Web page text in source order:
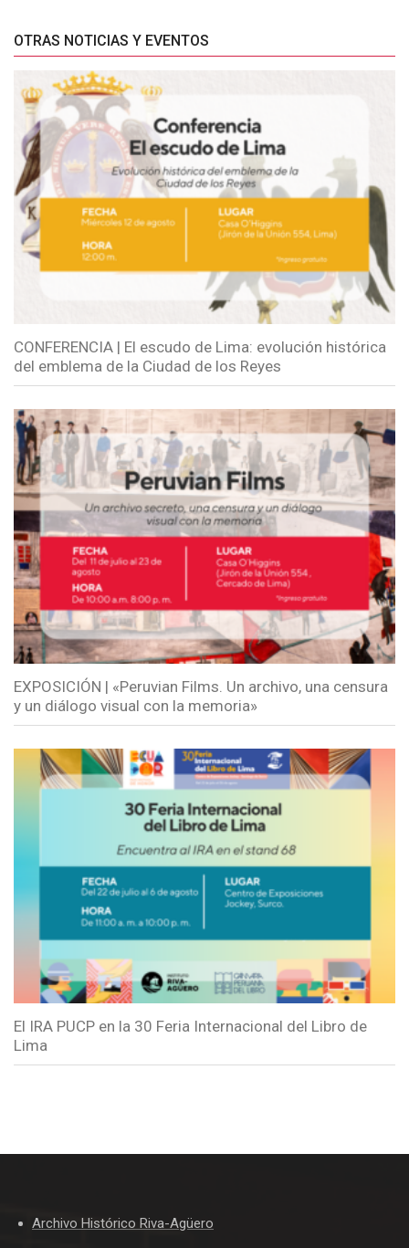
OTRAS NOTICIAS Y EVENTOS
CONFERENCIA | El escudo de Lima: evolución histórica
del emblema de la Ciudad de los Reyes
EXPOSICIÓN | «Peruvian Films. Un archivo, una censura
y un diálogo visual con la memoria»
El IRA PUCP en la 30 Feria Internacional del Libro de
Lima
Archivo Histórico Riva-Agüero